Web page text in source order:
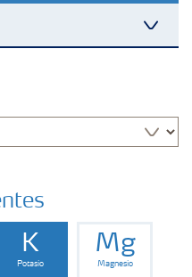
K
Potasio
Mg
Magnesio